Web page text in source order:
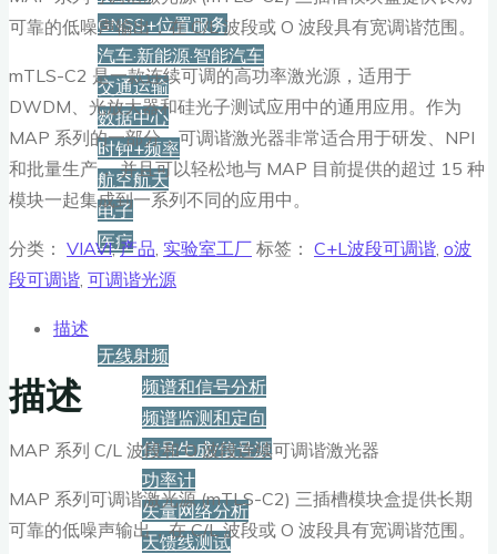
GNSS+位置服务
汽车·新能源·智能汽车
交通运输
数据中心
时钟+频率
航空航天
电子
医疗
无线射频
频谱和信号分析
频谱监测和定向
信号生成/信号源
功率计
矢量网络分析
天馈线测试
可靠的低噪声输出，在 C/L 波段或 O 波段具有宽调谐范围。
mTLS-C2 是一款连续可调的高功率激光源，适用于
DWDM、光放大器和硅光子测试应用中的通用应用。作为
MAP 系列的一部分，可调谐激光器非常适合用于研发、NPI
和批量生产， 并且可以轻松地与 MAP 目前提供的超过 15 种
模块一起集成到一系列不同的应用中。
分类： VIAVI,产品 实验室工厂 标签： C+L波段可调谐 o波
段可调谐 可调谐光源
描述
描述
MAP 系列 C/L 波段和 O 波段连续可调谐激光器
MAP 系列可调谐激光源 (mTLS-C2) 三插槽模块盒提供长期
可靠的低噪声输出，在 C/L 波段或 O 波段具有宽调谐范围。